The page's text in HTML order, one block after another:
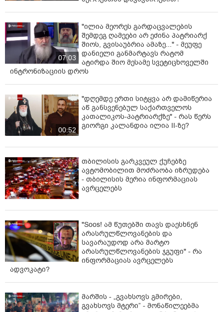
07:03
"ილია მეორეს გარდაცვალების
შემდეგ ღამეები არ ეძინა პატრიარქ
შიოს, გვისაუბრია ამაზე..." - მეუფე
დანიელი განმარტავს რატომ
ატირდა შიო მესამე სვეტიცხოველში
ინტრონიზაციის დროს
00:52
"დღემდე ერთი სიტყვა არ დამიწერია
აწ განსვენებულ საქართველოს
კათალიკოს-პატრიარქზე" - რას წერს
გიორგი კალანდია ილია II-ზე?
თბილისის გარკვეულ ქუჩებზე
ავტომობილით მოძრაობა იზრუდება
- თბილისის მერია ინფორმაციას
ავრცელებს
"Soos! ამ წუთებში თავს დაესხნენ
არასრულწლოვანების და
სავარაუდოდ არა მარტო
არასრულწლოვანების ჯგუფი" - რა
ინფორმაციას ავრცელებს
ადვოკატი?
მარშის - „გვახსოვს გმირები,
გვახსოვს მტერი” - მონაწილეებმა